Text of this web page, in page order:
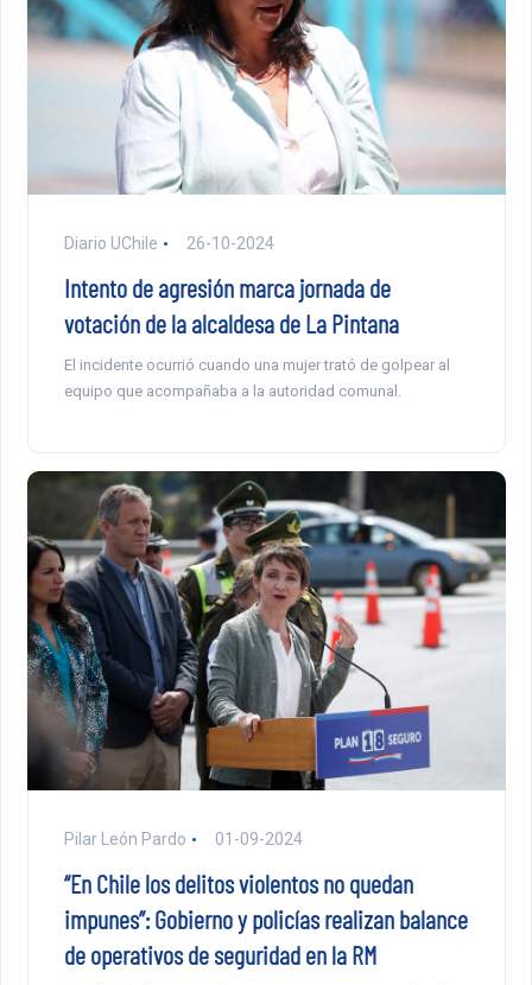
Diario UChile 26-10-2024
Intento de agresión marca jornada de
votación de la alcaldesa de La Pintana
El incidente ocurrió cuando una mujer trató de golpear al
equipo que acompañaba a la autoridad comunal.
Pilar León Pardo 01-09-2024
“En Chile los delitos violentos no quedan
impunes”: Gobierno y policías realizan balance
de operativos de seguridad en la RM